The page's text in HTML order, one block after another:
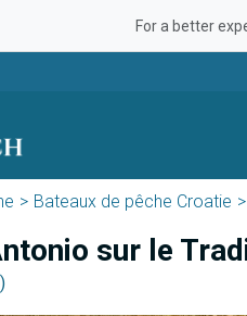
For a better
Bateaux de pêche Croatie
sur le